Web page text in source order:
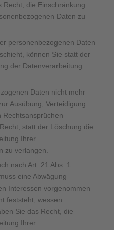
Recht, die Einschränkung
Daten zu
personenbezogenen Daten
können Sie statt der
der Datenverarbeitung
Daten nicht mehr
Ausübung, Verteidigung
Rechtsansprüchen
statt der Löschung die
Ihrer
zu verlangen.
nach Art. 21 Abs. 1
eine Abwägung
Interessen vorgenommen
feststeht, wessen
Sie das Recht, die
Ihrer